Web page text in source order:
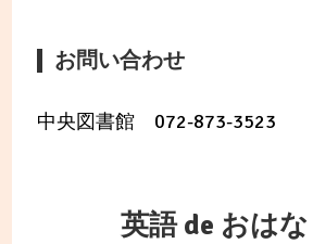
お問い合わせ
中央図書館 072-873-3523
英語 de おは